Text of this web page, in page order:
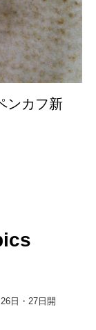
ンカフ新
日・27日開